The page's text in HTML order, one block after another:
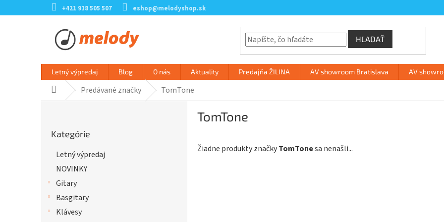
na
+421 918 505 507 eshop@melodyshop.sk
HĽADAŤ
Letný výpredaj Blog O nás Aktuality Predajňa ŽILINA AV showroom Bratislava AV
DomovPredávané značky TomTone
kategórie
Kategórie
Letný výpredaj
NOVINKY
Gitary
Basgitary
Klávesy
TomTone
Žiadne produkty značkyTomTonesa nenašli...